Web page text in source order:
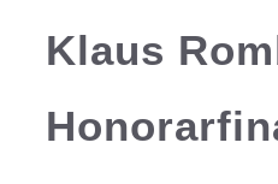
Klaus